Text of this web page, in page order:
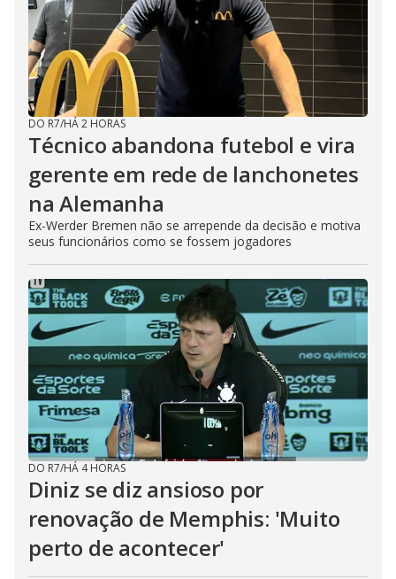
DO R7/HÁ 2 HORAS
Técnico abandona futebol e vira
gerente em rede de lanchonetes
na Alemanha
Ex-Werder Bremen não se arrepende da decisão e motiva
seus funcionários como se fossem jogadores
DO R7/HÁ 4 HORAS
Diniz se diz ansioso por
renovação de Memphis: 'Muito
perto de acontecer'